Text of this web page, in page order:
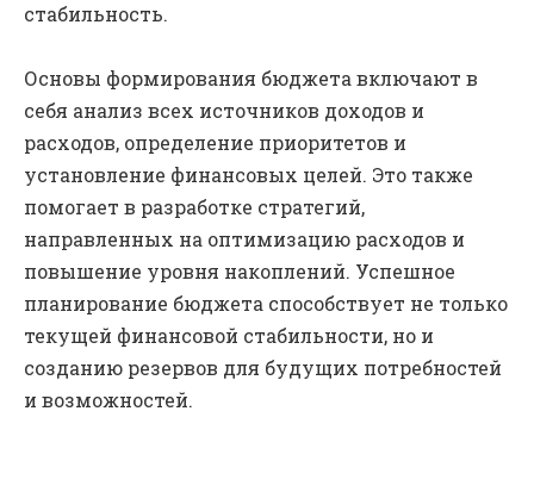
стабильность.
Основы формирования бюджета включают в
себя анализ всех источников доходов и
расходов, определение приоритетов и
установление финансовых целей. Это также
помогает в разработке стратегий,
направленных на оптимизацию расходов и
повышение уровня накоплений. Успешное
планирование бюджета способствует не только
текущей финансовой стабильности, но и
созданию резервов для будущих потребностей
и возможностей.